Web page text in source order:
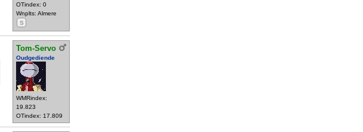
OTindex: 0
Wnplts: Almere
S
Tom-Servo
Oudgediende
WMRindex:
19.823
OTindex: 17.809